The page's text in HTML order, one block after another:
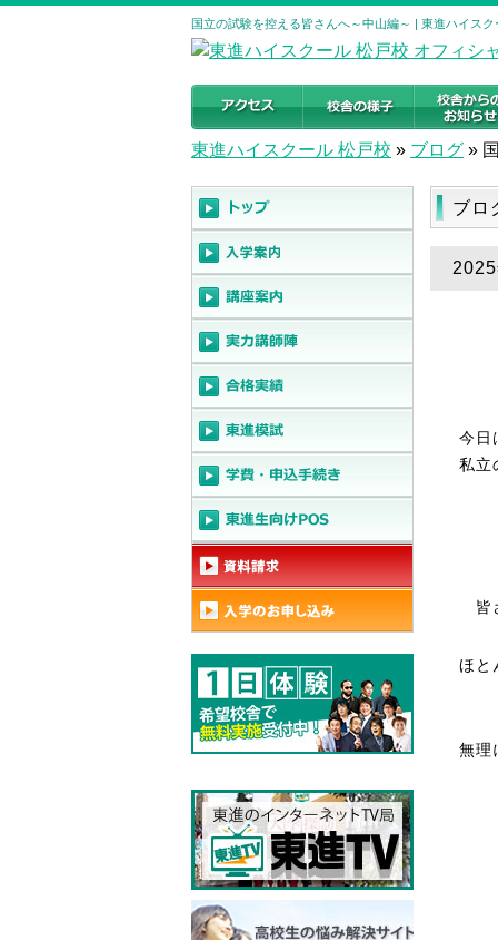
国立の試験を控える皆さんへ～中山編～ | 東進ハイス
東進ハイスクール 松戸校 » ブログ »
ブロ
今日
私立
皆
ほと
無理